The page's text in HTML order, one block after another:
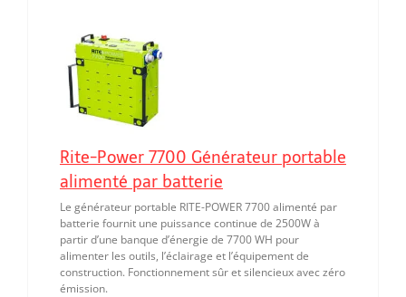
Rite-Power 7700 Générateur portable
alimenté par batterie
Le générateur portable RITE-POWER 7700 alimenté par
batterie fournit une puissance continue de 2500W à
partir d’une banque d’énergie de 7700 WH pour
alimenter les outils, l’éclairage et l’équipement de
construction. Fonctionnement sûr et silencieux avec zéro
émission.